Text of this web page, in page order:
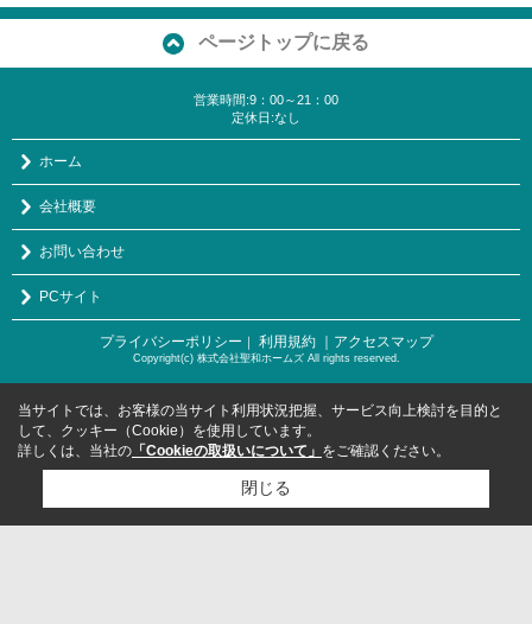
ページトップに戻る
営業時間:9：00～21：00
定休日:なし
ホーム
会社概要
お問い合わせ
PCサイト
プライバシーポリシー ｜ 利用規約 ｜アクセスマップ
Copyright(c) 株式会社聖和ホームズ All rights reserved.
当サイトでは、お客様の当サイト利用状況把握、サービス向上検討を目的と
して、クッキー（Cookie）を使用しています。
詳しくは、当社の 「Cookieの取扱いについて」 をご確認ください。
閉じる